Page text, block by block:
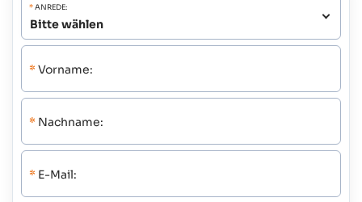
*ANREDE:
* Vorname:
* Nachname:
* E-Mail: